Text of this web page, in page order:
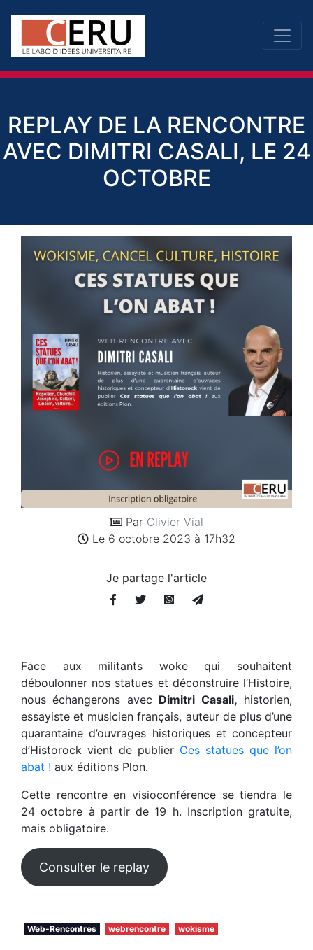
REPLAY DE LA RENCONTRE
AVEC DIMITRI CASALI, LE 24
OCTOBRE
Par Olivier Vial
Le 6 octobre 2023 à 17h32
Je partage l'article
Face aux militants woke qui souhaitent
déboulonner nos statues et déconstruire l’Histoire,
nous échangerons avec Dimitri Casali, historien,
essayiste et musicien français, auteur de plus d’une
quarantaine d’ouvrages historiques et concepteur
d’Historock vient de publier Ces statues que l’on
abat ! aux éditions Plon.
Cette rencontre en visioconférence se tiendra le
24 octobre à partir de 19 h. Inscription gratuite,
mais obligatoire.
Consulter le replay
Web-Rencontres webrencontre wokisme